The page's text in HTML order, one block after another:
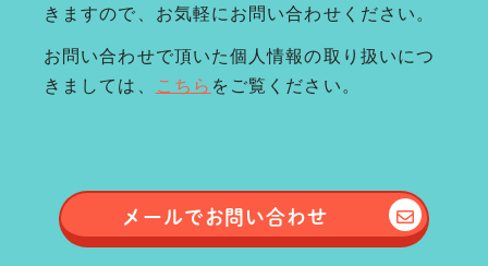
きますので、お気軽にお問い合わせください。
お問い合わせで頂いた個人情報の取り扱いにつ
きましては、
こちら をご覧ください。
メールでお問い合わせ